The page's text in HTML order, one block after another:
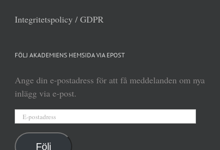
Integritetspolicy / GDPR
FÖLJ AKADEMIENS HEMSIDA VIA EPOST
Ange din e-postadress för att få meddelanden om nya
inlägg via e-post.
Följ